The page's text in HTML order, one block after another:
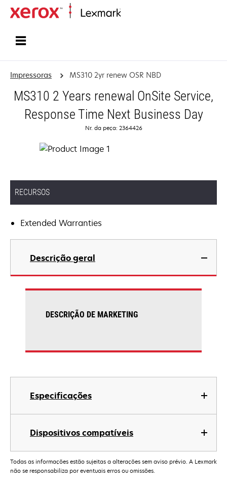
Impressoras MS310 2yr renew OSR NBD
MS310 2 Years renewal OnSite Service,
Response Time Next Business Day
Nr. da peça: 2364426
RECURSOS
Extended Warranties
Descrição geral
Especificações
Dispositivos compatíveis
DESCRIÇÃO DE MARKETING
Todas as informações estão sujeitas a alterações sem aviso prévio. A Lexmark
não se responsabiliza por eventuais erros ou omissões.